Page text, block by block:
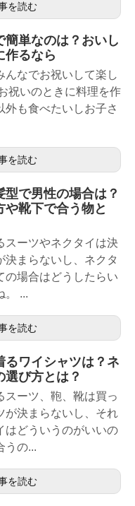
を読む
簡単なのは？おいし
作るなら
んなでお祝いして楽し
祝いのときに料理を作
外も食べたいしお子さ
を読む
型で男性の場合は？
や靴下で合う物と
スーツやネクタイは決
決まらないし、ネクタ
の場合はどうしたらい
。 ...
を読む
るワイシャツは？ネ
選び方とは？
スーツ、鞄、靴は買っ
が決まらないし、それ
はどういうのがいいの
うの...
を読む